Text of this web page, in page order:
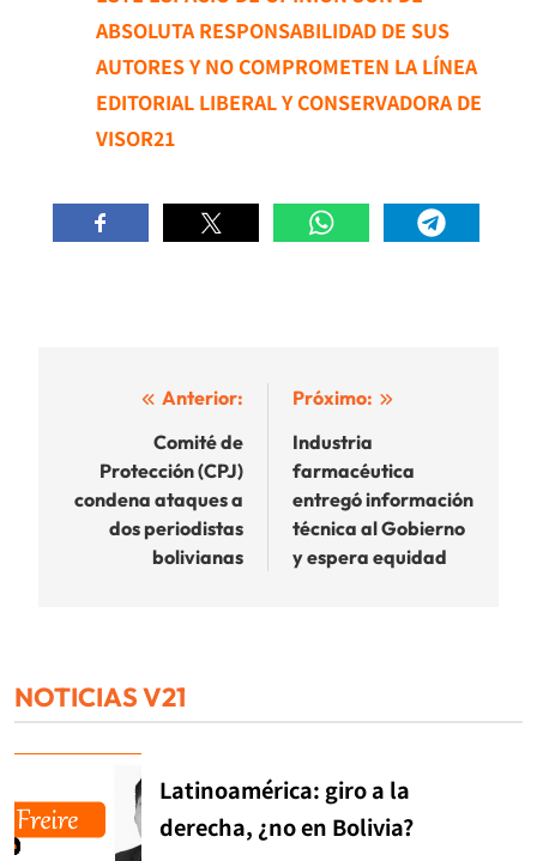
ABSOLUTA RESPONSABILIDAD DE SUS
AUTORES Y NO COMPROMETEN LA LÍNEA
EDITORIAL LIBERAL Y CONSERVADORA DE
VISOR21
Navegación
entradas
Anterior:
Comité de
Protección (CPJ)
condena ataques a
dos periodistas
bolivianas
Próximo:
Industria
farmacéutica
entregó información
técnica al Gobierno
y espera equidad
NOTICIAS V21
Latinoamérica: giro a la
derecha, ¿no en Bolivia?